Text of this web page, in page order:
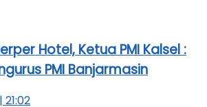
Hotel, Ketua PMI Kalsel :
PMI Banjarmasin